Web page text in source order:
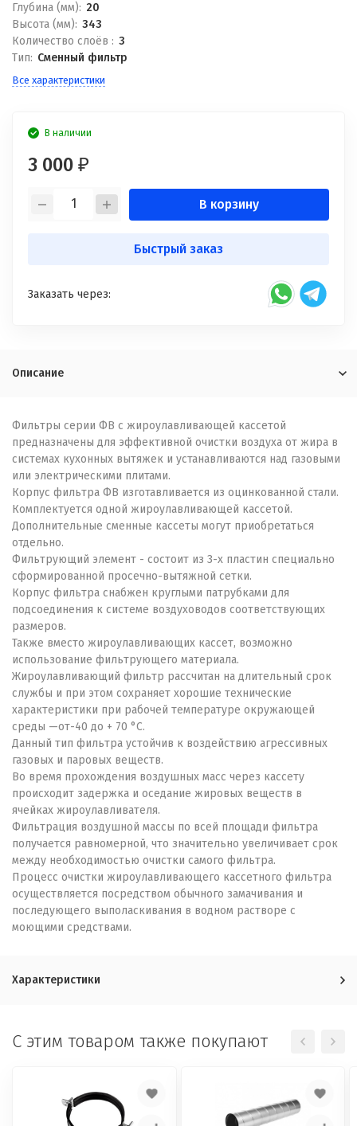
Глубина (мм): 20
Высота (мм): 343
Количество слоёв : 3
Тип: Сменный фильтр
Все характеристики
В наличии
3 000 ₽
В корзину
Быстрый заказ
Заказать через:
Описание
Фильтры серии ФВ с жироулавливающей кассетой
предназначены для эффективной очистки воздуха от жира в
системах кухонных вытяжек и устанавливаются над газовыми
или электрическими плитами.
Корпус фильтра ФВ изготавливается из оцинкованной стали.
Комплектуется одной жироулавливающей кассетой.
Дополнительные сменные кассеты могут приобретаться
отдельно.
Фильтрующий элемент - состоит из 3-х пластин специально
сформированной просечно-вытяжной сетки.
Корпус фильтра снабжен круглыми патрубками для
подсоединения к системе воздуховодов соответствующих
размеров.
Также вместо жироулавливающих кассет, возможно
использование фильтрующего материала.
Жироулавливающий фильтр рассчитан на длительный срок
службы и при этом сохраняет хорошие технические
характеристики при рабочей температуре окружающей
среды —от-40 до + 70 °С.
Данный тип фильтра устойчив к воздействию агрессивных
газовых и паровых веществ.
Во время прохождения воздушных масс через кассету
происходит задержка и оседание жировых веществ в
ячейках жироулавливателя.
Фильтрация воздушной массы по всей площади фильтра
получается равномерной, что значительно увеличивает срок
между необходимостью очистки самого фильтра.
Процесс очистки жироулавливающего кассетного фильтра
осуществляется посредством обычного замачивания и
последующего выполаскивания в водном растворе с
моющими средствами.
Характеристики
C этим товаром также покупают